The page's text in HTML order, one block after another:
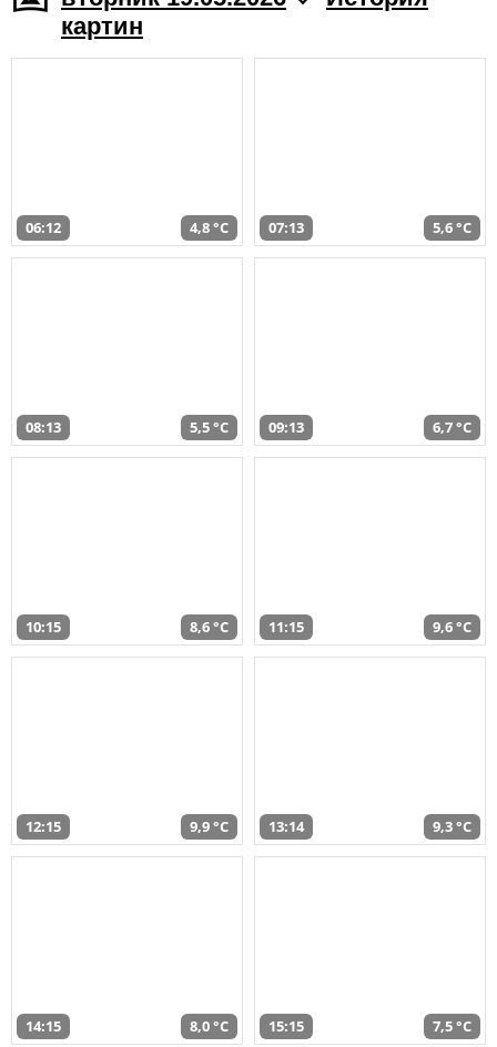
картин
06:12 4,8 °C 07:13 5,6 °C
08:13 5,5 °C 09:13 6,7 °C
10:15 8,6 °C 11:15 9,6 °C
12:15 9,9 °C 13:14 9,3 °C
14:15 8,0 °C 15:15 7,5 °C